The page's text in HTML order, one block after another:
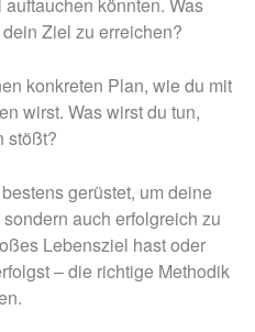
Ziel zu erreichen?
konkreten Plan, wie du mit
wirst. Was wirst du tun,
stößt?
gerüstet, um deine
auch erfolgreich zu
Lebensziel hast oder
– die richtige Methodik